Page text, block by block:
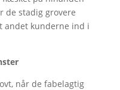
de stadig grovere
kunderne ind i
når de fabelagtig